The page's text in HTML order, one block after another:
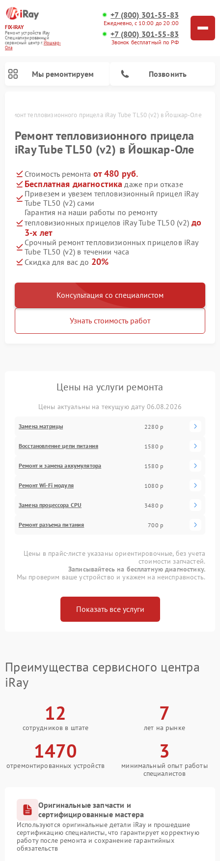
FIX-IRAY
Ремонт устройств iRay
Специализированный
cервисный центр г.Йошкар-
Ола
+7 (800) 301-55-83
Ежедневно, с 10:00 до 20:00
+7 (800) 301-55-83
Звонок бесплатный по РФ
Мы ремонтируем Позвонить
Ремонт тепловизионного прицела iRay Tube TL50 (v2) в Йошкар-Оле
Ремонт тепловизионного прицела
iRay Tube TL50 (v2) в Йошкар-Оле
Стоимость ремонта от 480 руб.
Бесплатная диагностика даже при отказе
Привезем и увезем тепловизионный прицел iRay
Tube TL50 (v2) сами
Гарантия на наши работы по ремонту
тепловизионных прицелов iRay Tube TL50 (v2) до
3-х лет
Срочный ремонт тепловизионных прицелов iRay
Tube TL50 (v2) в течении часа
Скидка для вас до 20%
Консультация со специалистом
Узнать стоимость работ
Цены на услуги ремонта
Цены актуальны на текущую дату 06.08.2026
Замена матрицы 2280 р
Восстановление цепи питания 1580 р
Ремонт и замена аккумулятора 1580 р
Ремонт Wi-Fi модуля 1080 р
Замена процессора CPU 3480 р
Ремонт разъема питания 700 р
Цены в прайс-листе указаны ориентировочные, без учета
стоимости запчастей.
Записывайтесь на бесплатную диагностику.
Мы проверим ваше устройство и укажем на неисправность.
Показать все услуги
Преимущества сервисного центра
iRay
12
сотрудников в штате
7
лет на рынке
1470
отремонтированных устройств
3
минимальный опыт работы
специалистов
Оригинальные запчасти и
сертифицированные мастера
Используются оригинальные детали iRay и прошедшие
сертификацию специалисты, что гарантирует корректную
работу после ремонта и сохранение гарантийных
обязательств